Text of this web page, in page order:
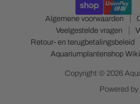
Algemene voorwaarden
Veelgestelde vragen
Retour- en terugbetalingsbeleid
Aquariumplantenshop Wiki
Copyright © 2026
Powered